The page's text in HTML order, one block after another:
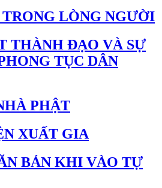
LÒNG NGƯỜI
THÀNH ĐẠO VÀ SỰ
TỤC DÂN
PHẬT
XUẤT GIA
BẢN KHI VÀO TỰ